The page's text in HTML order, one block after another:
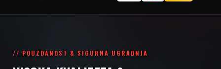
// POUZDANOST & SIGURNA UGRADNJA